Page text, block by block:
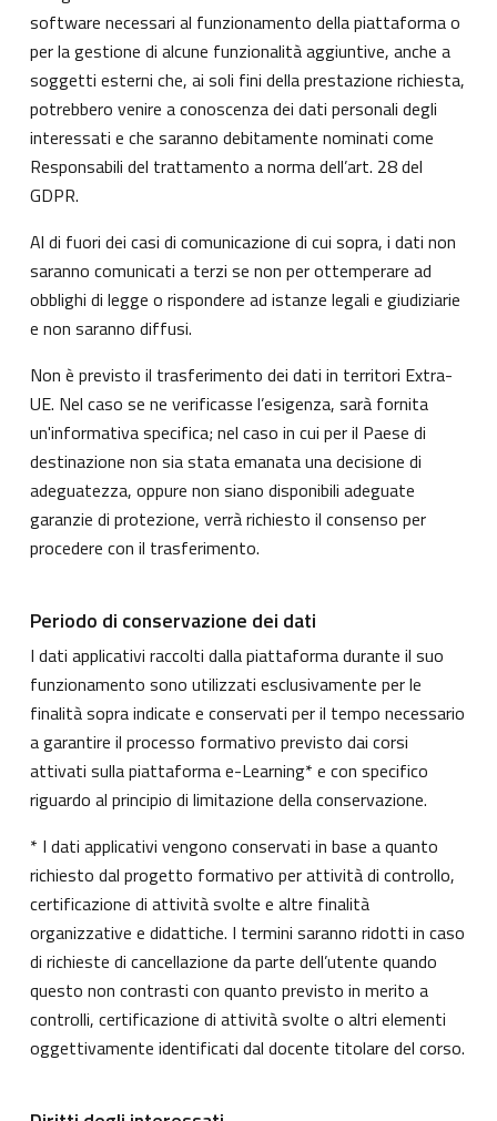
software necessari al funzionamento della piattaforma o
per la gestione di alcune funzionalità aggiuntive, anche a
soggetti esterni che, ai soli fini della prestazione richiesta,
potrebbero venire a conoscenza dei dati personali degli
interessati e che saranno debitamente nominati come
Responsabili del trattamento a norma dell’art. 28 del
GDPR.
Al di fuori dei casi di comunicazione di cui sopra, i dati non
saranno comunicati a terzi se non per ottemperare ad
obblighi di legge o rispondere ad istanze legali e giudiziarie
e non saranno diffusi.
Non è previsto il trasferimento dei dati in territori Extra-
UE. Nel caso se ne verificasse l’esigenza, sarà fornita
un'informativa specifica; nel caso in cui per il Paese di
destinazione non sia stata emanata una decisione di
adeguatezza, oppure non siano disponibili adeguate
garanzie di protezione, verrà richiesto il consenso per
procedere con il trasferimento.
Periodo di conservazione dei dati
I dati applicativi raccolti dalla piattaforma durante il suo
funzionamento sono utilizzati esclusivamente per le
finalità sopra indicate e conservati per il tempo necessario
a garantire il processo formativo previsto dai corsi
attivati sulla piattaforma e-Learning* e con specifico
riguardo al principio di limitazione della conservazione.
* I dati applicativi vengono conservati in base a quanto
richiesto dal progetto formativo per attività di controllo,
certificazione di attività svolte e altre finalità
organizzative e didattiche. I termini saranno ridotti in caso
di richieste di cancellazione da parte dell’utente quando
questo non contrasti con quanto previsto in merito a
controlli, certificazione di attività svolte o altri elementi
oggettivamente identificati dal docente titolare del corso.